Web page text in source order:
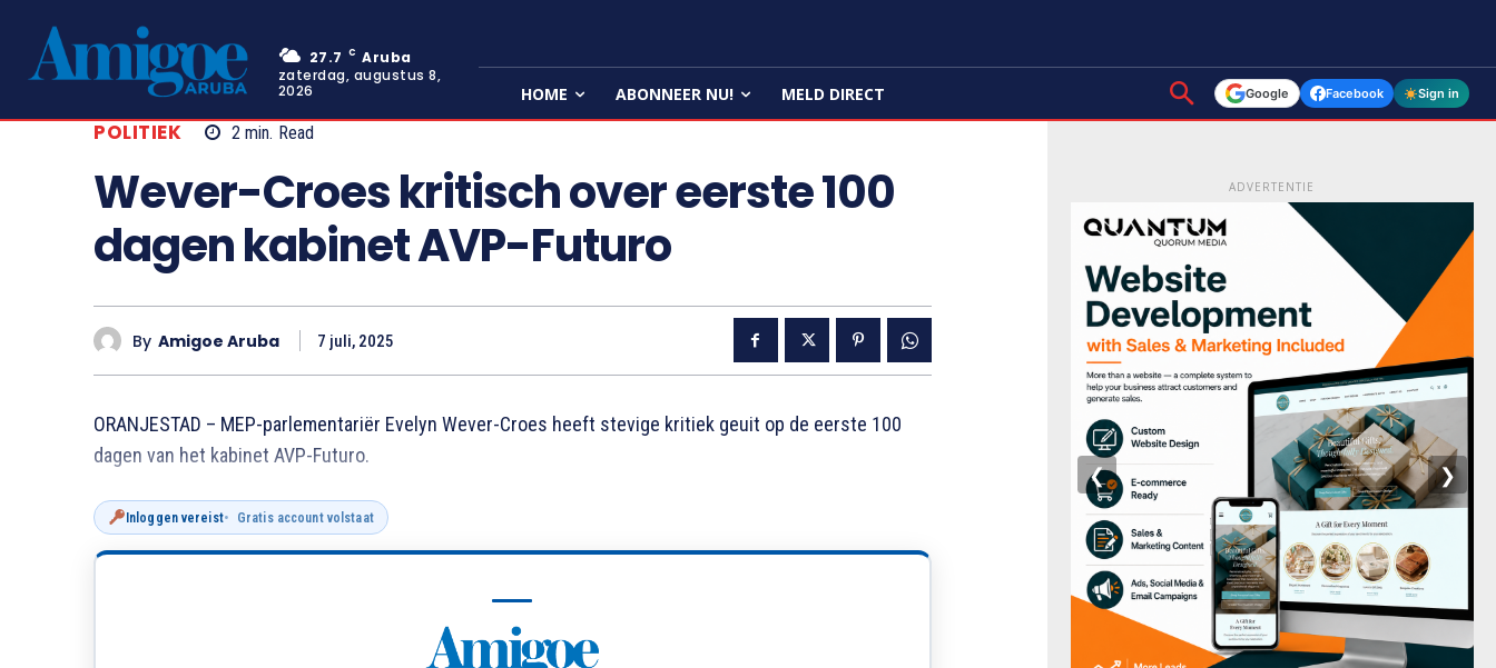
27.7 C Aruba
zaterdag, augustus 8,
2026
HOME ABONNEER NU! MELD DIRECT Google Facebook Sign in
POLITIEK 2 min. Read
Wever-Croes kritisch over eerste 100
dagen kabinet AVP-Futuro
By Amigoe Aruba 7 juli, 2025
ORANJESTAD – MEP-parlementariër Evelyn Wever-Croes heeft stevige kritiek geuit op de eerste 100
dagen van het kabinet AVP-Futuro.
Inloggen vereist Gratis account volstaat
ADVERTENTIE
❮ ❯